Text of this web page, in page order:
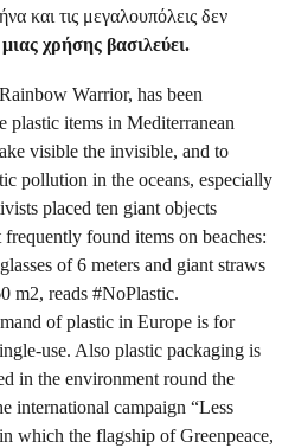
και τις μεγαλουπόλεις δεν
χρήσης βασιλεύει.